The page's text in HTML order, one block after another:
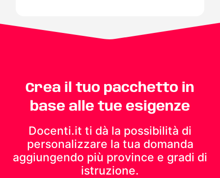
Crea il tuo pacchetto in
base alle tue esigenze
Docenti.it ti dà la possibilità di
personalizzare la tua domanda
aggiungendo più province e gradi di
istruzione.